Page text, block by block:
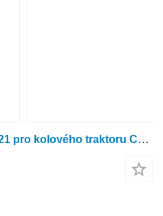
Hydraulický válec 47136721 pro kolového traktoru Case Puma 240 CVX